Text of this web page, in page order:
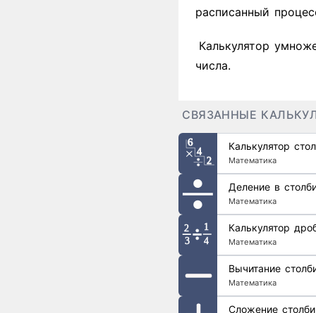
расписанный
Калькулятор
числа.
СВЯЗАННЫЕ
Калькулятор
Математика
Деление в
Математика
Калькулятор
Математика
Вычитание
Математика
Сложение